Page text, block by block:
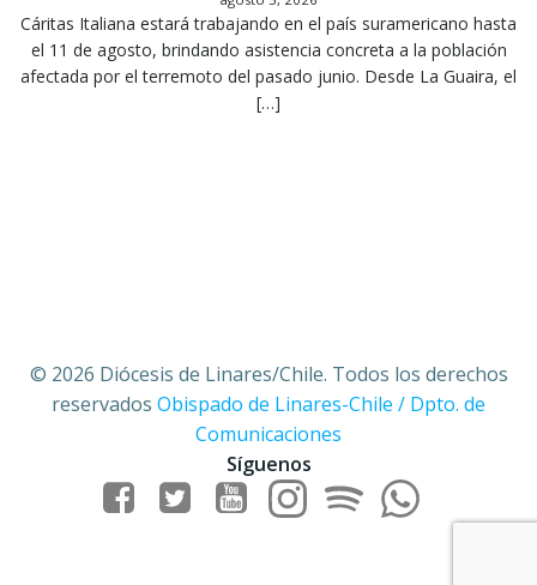
Cáritas Italiana estará trabajando en el país suramericano hasta
el 11 de agosto, brindando asistencia concreta a la población
afectada por el terremoto del pasado junio. Desde La Guaira, el
[…]
© 2026 Diócesis de Linares/Chile. Todos los derechos
reservados Obispado de Linares-Chile / Dpto. de
Comunicaciones
Síguenos